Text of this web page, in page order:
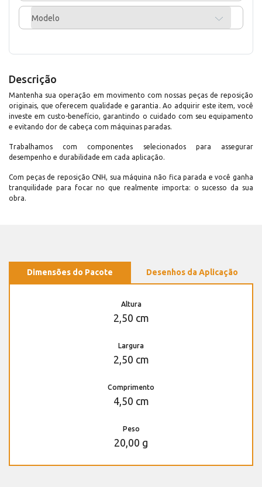
Modelo
Descrição
Mantenha sua operação em movimento com nossas peças de reposição
originais, que oferecem qualidade e garantia. Ao adquirir este item, você
investe em custo-benefício, garantindo o cuidado com seu equipamento
e evitando dor de cabeça com máquinas paradas.
Trabalhamos com componentes selecionados para assegurar
desempenho e durabilidade em cada aplicação.
Com peças de reposição CNH, sua máquina não fica parada e você ganha
tranquilidade para focar no que realmente importa: o sucesso da sua
obra.
Dimensões do Pacote Desenhos da Aplicação
Altura
2,50 cm
Largura
2,50 cm
Comprimento
4,50 cm
Peso
20,00 g